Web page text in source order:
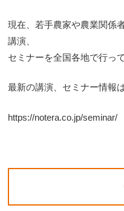
現在、若手農家や農業関係
講演、
セミナーを全国各地で行っ
最新の講演、セミナー情報
https://notera.co.jp/seminar/